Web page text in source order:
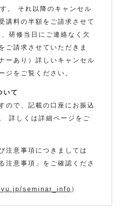
。 それ以降のキャンセル
講料の半額をご請求させて
研修当日にご連絡なく欠
ご請求させていただきま
ーあり）詳しいキャンセル
ジをご覧ください。
いて
ので、記載の口座にお振込
詳しくは詳細ページをご
注意事項につきましては
注意事項」をご確認くださ
seminar_info ）